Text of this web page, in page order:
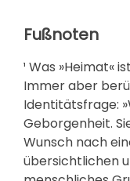
Fußnoten
¹ Was »Heimat«
Immer aber
Identitätsfrage:
Geborgenheit.
Wunsch nach
übersichtlichen